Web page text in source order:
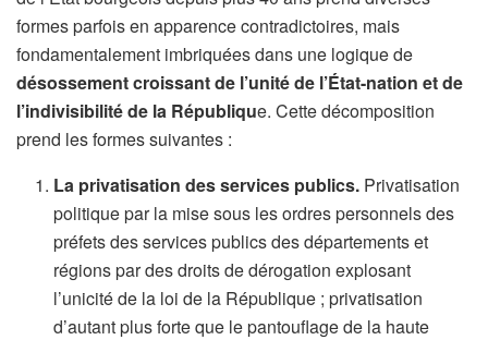
formes parfois en apparence contradictoires, mais
fondamentalement imbriquées dans une logique de
désossement croissant de l’unité de l’État-nation et de
l’indivisibilité de la République. Cette décomposition
prend les formes suivantes :
La privatisation des services publics. Privatisation
politique par la mise sous les ordres personnels des
préfets des services publics des départements et
régions par des droits de dérogation explosant
l’unicité de la loi de la République ; privatisation
d’autant plus forte que le pantouflage de la haute